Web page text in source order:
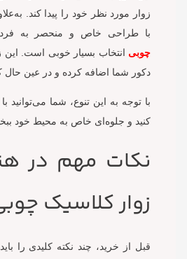
زوار مورد نظر خود را پیدا کند.
با طراحی خاص و منحصر به
چوبی انتخاب بسیار خوبی است. این
دکور شما اضافه کرده و در عین حال
با توجه به این تنوع، شما می‌توانید
کنید و جلوه‌ای خاص به محیط خود
نکات مهم در
زوار کلاسیک
قبل از خرید، چند نکته کلیدی را